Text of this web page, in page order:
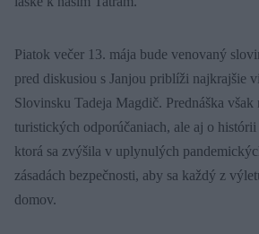
Piatok večer 13. mája bude venovaný
pred diskusiou s Janjou priblíži najkrajšie
Slovinsku Tadeja Magdič. Prednáška však
turistických odporúčaniach, ale aj o
ktorá sa zvýšila v uplynulých
zásadách bezpečnosti, aby sa každý z
domov.